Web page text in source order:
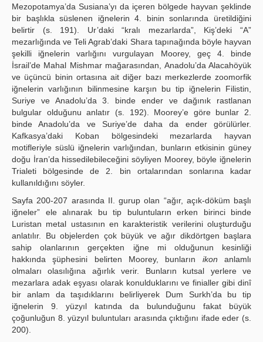
Mezopotamya’da Susiana’yı da içeren bölgede hayvan şeklinde
bir başlıkla süslenen iğnelerin 4. binin sonlarında üretildiğini
belirtir (s. 191). Ur’daki “kralı mezarlarda”, Kiş’deki “A”
mezarlığında ve Teli Agrab’daki Shara tapınağında böyle hayvan
şekilli iğnelerin varlığını vurgulayan Moorey, geç 4. binde
İsrail’de Mahal Mishmar mağarasından, Anadolu’da Alacahöyük
ve üçüncü binin ortasına ait diğer bazı merkezlerde zoomorfik
iğnelerin varlığının bilinmesine karşın bu tip iğnelerin Filistin,
Suriye ve Anadolu’da 3. binde ender ve dağınık rastlanan
bulgular olduğunu anlatır (s. 192). Moorey’e göre bunlar 2.
binde Anadolu’da ve Suriye’de daha da ender görülürler.
Kafkasya’daki Koban bölgesindeki mezarlarda hayvan
motifleriyle süslü iğnelerin varlığından, bunların etkisinin güney
doğu İran’da hissedilebileceğini söyliyen Moorey, böyle iğnelerin
Trialeti bölgesinde de 2. bin ortalarından sonlarına kadar
kullanıldığını söyler.
Sayfa 200-207 arasında II. gurup olan “ağır, açık-döküm başlı
iğneler” ele alınarak bu tip buluntuların erken birinci binde
Luristan metal ustasının en karakteristik verilerini oluşturduğu
anlatılır. Bu objelerden çok büyük ve ağır dikdörtgen başlara
sahip olanlarının gerçekten iğne mi olduğunun kesinliği
hakkında şüphesini belirten Moorey, bunların ikon anlamlı
olmaları olasılığına ağırlık verir. Bunların kutsal yerlere ve
mezarlara adak eşyası olarak konulduklarını ve finialler gibi dinî
bir anlam da taşıdıklarını belirliyerek Dum Surkh’da bu tip
iğnelerin 9. yüzyıl katında da bulunduğunu fakat büyük
çoğunluğun 8. yüzyıl buluntuları arasında çıktığını ifade eder (s.
200).